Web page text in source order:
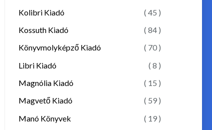
Kolibri Kiadó
( 45 )
Kossuth Kiadó
( 84 )
Könyvmolyképző Kiadó
( 70 )
Libri Kiadó
( 8 )
Magnólia Kiadó
( 15 )
Magvető Kiadó
( 59 )
Manó Könyvek
( 19 )